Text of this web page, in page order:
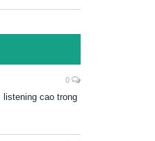
0
cao trong